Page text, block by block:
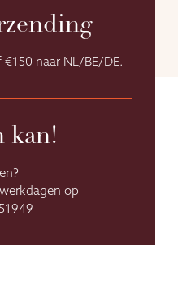
naar NL/BE/DE.
kan!
op